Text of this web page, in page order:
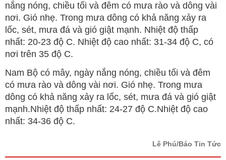
nắng nóng, chiều tối và đêm có mưa rào và dông vài
nơi. Gió nhẹ. Trong mưa dông có khả năng xảy ra
lốc, sét, mưa đá và gió giật mạnh. Nhiệt độ thấp
nhất: 20-23 độ C. Nhiệt độ cao nhất: 31-34 độ C, có
nơi trên 35 độ C.
Nam Bộ có mây, ngày nắng nóng, chiều tối và đêm
có mưa rào và dông vài nơi. Gió nhẹ. Trong mưa
dông có khả năng xảy ra lốc, sét, mưa đá và gió giật
mạnh.Nhiệt độ thấp nhất: 24-27 độ C.Nhiệt độ cao
nhất: 34-36 độ C.
Lê Phú/Báo Tin Tức